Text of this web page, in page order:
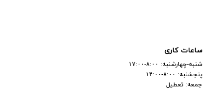
ساعات کاری
شنبه-چهارشنبه: ۸:۰۰-۱۷:۰۰
پنجشنبه: ۸:۰۰-۱۴:۰۰
جمعه: تعطیل